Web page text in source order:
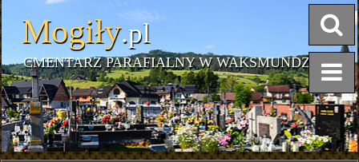
Mogiły.pl
CMENTARZ PARAFIALNY W WAKSMUNDZIE